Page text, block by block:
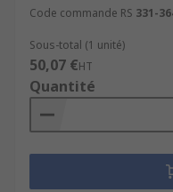
Code commande RS 331-
Sous-total (1 unité)
50,07 €HT
Quantité